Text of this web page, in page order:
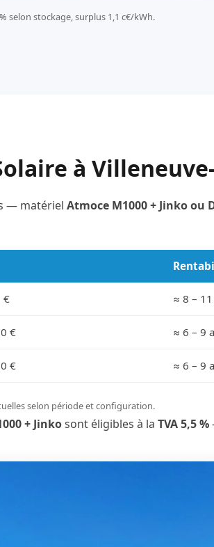
selon stockage, surplus 1,1 c€/kWh.
à
— matériel Atmoce M1000 + Jinko ou
€ ≈ 8 –
€ ≈ 6 – 9
€ ≈ 6 – 9
selon période et configuration.
+ Jinkosont éligibles à la TVA 5,5 %